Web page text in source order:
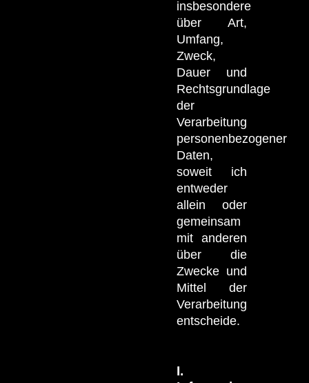
insbesondere
über Art,
Umfang,
Zweck,
Dauer und
Rechtsgrundlage
der
Verarbeitung
personenbezogener
Daten,
soweit ich
entweder
allein oder
gemeinsam
mit anderen
über die
Zwecke und
Mittel der
Verarbeitung
entscheide.
I.